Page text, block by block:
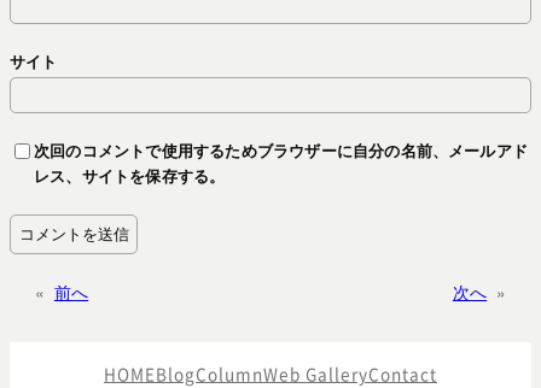
サイト
次回のコメントで使用するためブラウザーに自分の名前、メールアド
レス、サイトを保存する。
« 前へ 次へ »
HOMEBlogColumnWeb GalleryContact